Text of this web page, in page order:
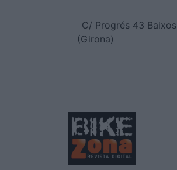
C/ Progrés 43 Baixos
(Girona)